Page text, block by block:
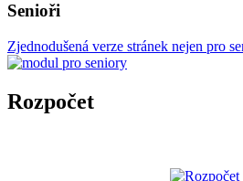
Senioři
Zjednodušená verze stránek nejen pro
Rozpočet